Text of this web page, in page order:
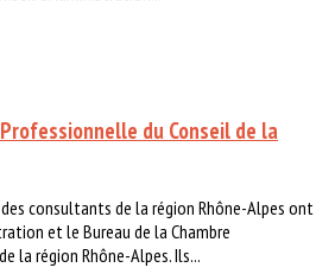
du Conseil de la
des consultants de la région Rhône-Alpes ont
et le Bureau de la Chambre
la région Rhône-Alpes. Ils...